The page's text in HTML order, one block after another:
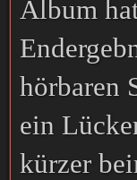
Album
hörbaren
ein
kürzer